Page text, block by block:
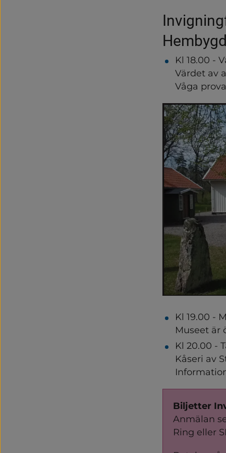
Kl 18.00 -
Värdet av
Våga
Kl 19.00 -
Museet är
Kl 20.00 -
Kåseri av
Biljetter
Anmälan
Ring eller